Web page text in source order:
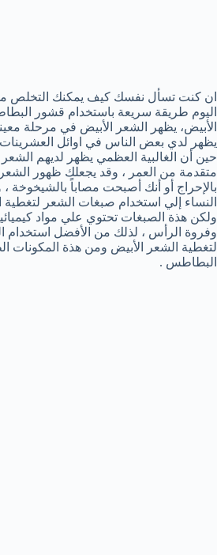
ان كنت تسأل نفسك كيف يمكنك التخلص
اليوم طريقة سريعة باستخدام قشور
الأبيض، يظهر الشعر الأبيض في مرحلة
يظهر لدي بعض الناس في اوائل
حين أن الغالبية العظمي يظهر لديهم
متقدمة من العمر ، وقد يجعلك ظهور
بالإحراج أو أنك أصبحت مصاباً بالشيخوخة ،
النساء إلي استخدام صبغات الشعر لتغطية
ولكن هذة الصبغات تحتوي علي مواد
وفروة الرأس ، لذلك من الأفضل استخدام
لتغطية الشعر الأبيض ومن هذة المكونات
البطاطس .